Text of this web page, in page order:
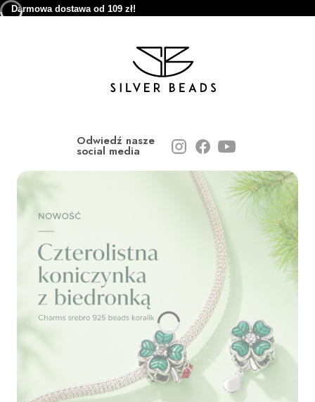
Darmowa dostawa od 109 zł!
Odwiedź nasze
social media